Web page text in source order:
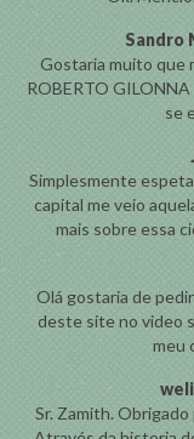
Sandro
Gostaria muito que
ROBERTO
se
Simplesmente
capital me veio
mais sobre essa
Olá gostaria de
deste site no video
meu
Sr. Zamith.